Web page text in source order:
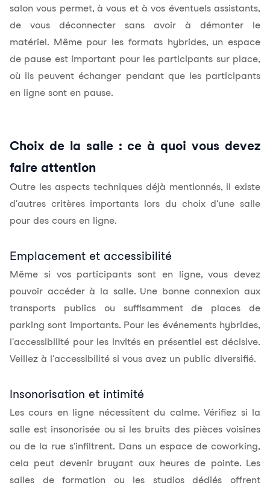
salon vous permet, à vous et à vos éventuels assistants,
de vous déconnecter sans avoir à démonter le
matériel. Même pour les formats hybrides, un espace
de pause est important pour les participants sur place,
où ils peuvent échanger pendant que les participants
en ligne sont en pause.
Choix de la salle : ce à quoi vous devez
faire attention
Outre les aspects techniques déjà mentionnés, il existe
d'autres critères importants lors du choix d'une salle
pour des cours en ligne.
Emplacement et accessibilité
Même si vos participants sont en ligne, vous devez
pouvoir accéder à la salle. Une bonne connexion aux
transports publics ou suffisamment de places de
parking sont importants. Pour les événements hybrides,
l'accessibilité pour les invités en présentiel est décisive.
Veillez à l'accessibilité si vous avez un public diversifié.
Insonorisation et intimité
Les cours en ligne nécessitent du calme. Vérifiez si la
salle est insonorisée ou si les bruits des pièces voisines
ou de la rue s'infiltrent. Dans un espace de coworking,
cela peut devenir bruyant aux heures de pointe. Les
salles de formation ou les studios dédiés offrent